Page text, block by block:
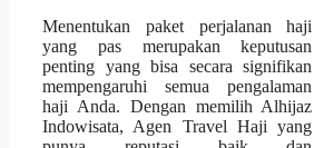
Menentukan paket perjalanan haji
yang pas merupakan keputusan
penting yang bisa secara signifikan
mempengaruhi semua pengalaman
haji Anda. Dengan memilih Alhijaz
Indowisata, Agen Travel Haji yang